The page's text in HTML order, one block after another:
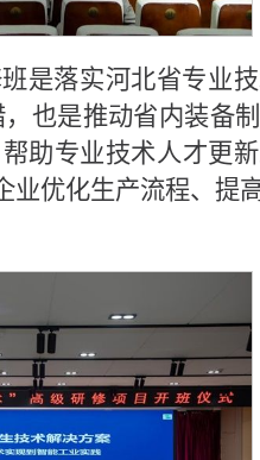
是落实河北省专业
也是推动省内装备
助专业技术人才更
优化生产流程、提